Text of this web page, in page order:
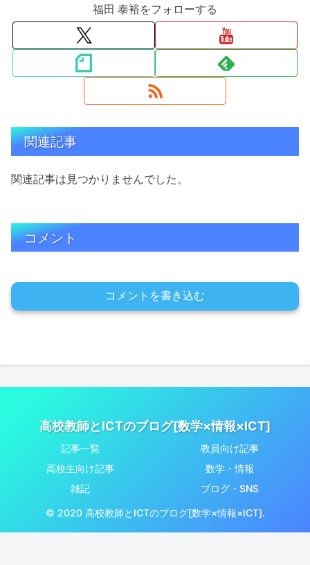
福田 泰裕をフォローする
関連記事
関連記事は見つかりませんでした。
コメント
コメントを書き込む
高校教師とICTのブログ[数学×情報×ICT]
記事一覧
教員向け記事
高校生向け記事
数学・情報
雑記
ブログ・SNS
© 2020 高校教師とICTのブログ[数学×情報×ICT].